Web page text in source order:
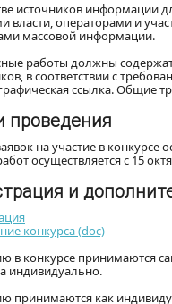
источников информации
власти, операторами и
массовой информации.
работы должны
в соответствии с
ссылка. Общие
проведения
на участие в конкурсе
осуществляется с 15
и
конкурса (doc)
в конкурсе принимаются
индивидуально.
принимаются как